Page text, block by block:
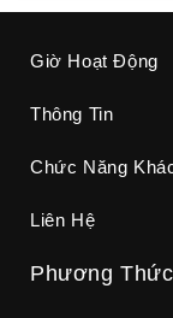
Giờ Hoạt Động
Thông Tin
Chức Năng
Liên Hệ
Phương